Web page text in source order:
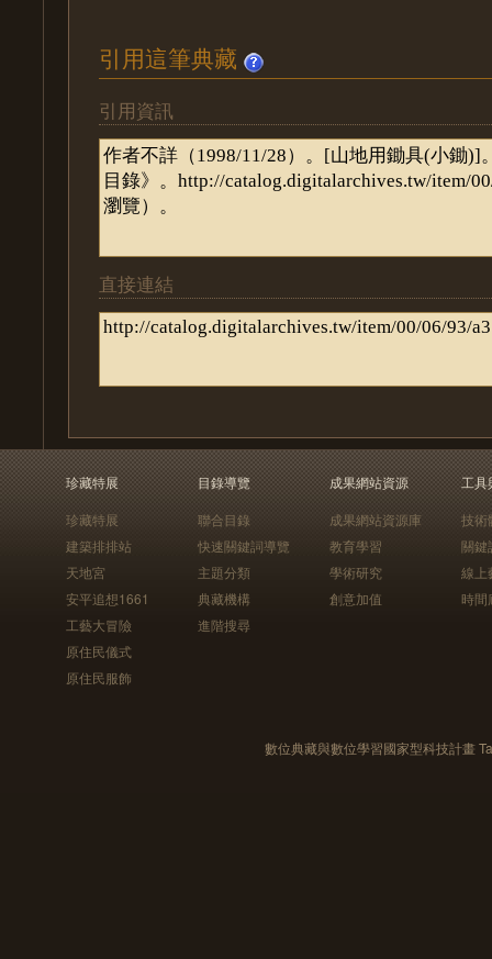
引用這筆典藏
引用資訊
直接連結
珍藏特展
珍藏特展
建築排排站
天地宮
安平追想1661
工藝大冒險
原住民儀式
原住民服飾
目錄導覽
聯合目錄
快速關鍵詞導覽
主題分類
典藏機構
進階搜尋
成果網站資源
成果網站資源庫
教育學習
學術研究
創意加值
工具
技術
關鍵
線上
時間
數位典藏與數位學習國家型科技計畫